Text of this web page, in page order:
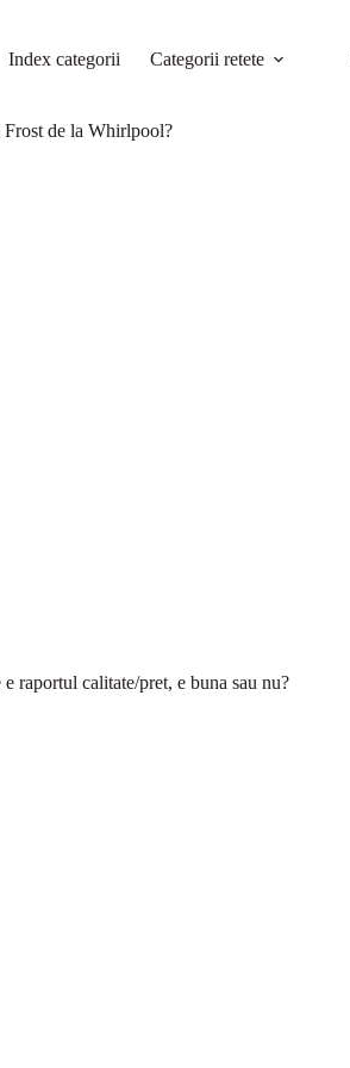
Index categorii Categorii retete
de la Whirlpool?
raportul calitate/pret, e buna sau nu?